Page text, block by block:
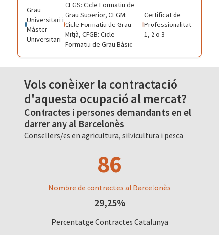
Grau
Universitari i
Màster
Universitari
CFGS: Cicle Formatiu de
Grau Superior, CFGM:
Cicle Formatiu de Grau
Mitjà, CFGB: Cicle
Formatiu de Grau Bàsic
Certificat de
Professionalitat
1, 2 o 3
Vols conèixer la contractació
d'aquesta ocupació al mercat?
Contractes i persones demandants en el
darrer any al Barcelonès
Consellers/es en agricultura, silvicultura i pesca
86
Nombre de contractes al Barcelonès
29,25%
Percentatge Contractes Catalunya